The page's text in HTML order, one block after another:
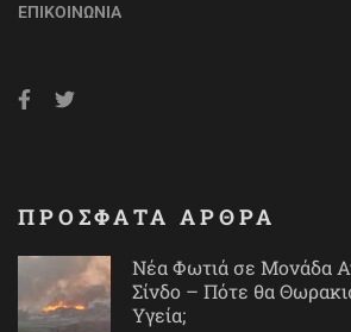
ΕΠΙΚΟΙΝΩΝΊΑ
ΠΡΟΣΦΑΤΑ ΑΡΘΡΑ
Νέα Φωτιά σε Μονάδα
Σίνδο – Πότε θα
Υγεία;